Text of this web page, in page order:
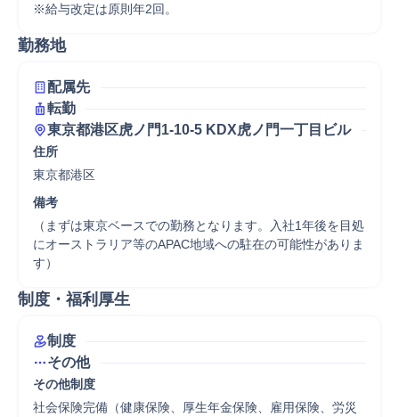
※給与改定は原則年2回。
勤務地
配属先
転勤
東京都港区虎ノ門1-10-5 KDX虎ノ門一丁目ビル
住所
東京都港区
備考
（まずは東京ベースでの勤務となります。入社1年後を目処
にオーストラリア等のAPAC地域への駐在の可能性がありま
す）
制度・福利厚生
制度
その他
その他制度
社会保険完備（健康保険、厚生年金保険、雇用保険、労災